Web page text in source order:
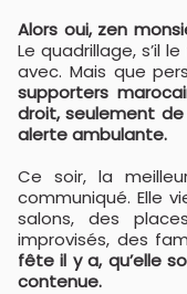
Alors oui, zen
Le quadrillage, s’il
avec. Mais que
supporters
droit, seulement
alerte ambulante.
Ce soir, la
communiqué. Elle
salons, des
improvisés, des
fête il y a, qu’elle
contenue.